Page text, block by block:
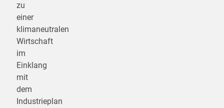
zu
einer
klimaneutralen
Wirtschaft
im
Einklang
mit
dem
Industrieplan